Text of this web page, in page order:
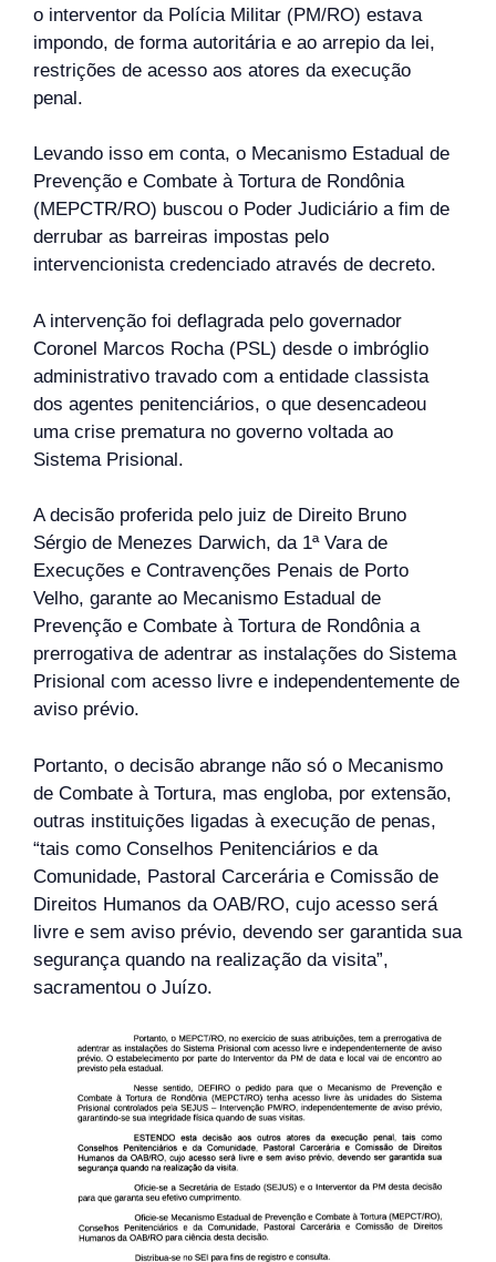
o interventor da Polícia Militar (PM/RO) estava
impondo, de forma autoritária e ao arrepio da lei,
restrições de acesso aos atores da execução
penal.
Levando isso em conta, o Mecanismo Estadual de
Prevenção e Combate à Tortura de Rondônia
(MEPCTR/RO) buscou o Poder Judiciário a fim de
derrubar as barreiras impostas pelo
intervencionista credenciado através de decreto.
A intervenção foi deflagrada pelo governador
Coronel Marcos Rocha (PSL) desde o imbróglio
administrativo travado com a entidade classista
dos agentes penitenciários, o que desencadeou
uma crise prematura no governo voltada ao
Sistema Prisional.
A decisão proferida pelo juiz de Direito Bruno
Sérgio de Menezes Darwich, da 1ª Vara de
Execuções e Contravenções Penais de Porto
Velho, garante ao Mecanismo Estadual de
Prevenção e Combate à Tortura de Rondônia a
prerrogativa de adentrar as instalações do Sistema
Prisional com acesso livre e independentemente de
aviso prévio.
Portanto, o decisão abrange não só o Mecanismo
de Combate à Tortura, mas engloba, por extensão,
outras instituições ligadas à execução de penas,
“tais como Conselhos Penitenciários e da
Comunidade, Pastoral Carcerária e Comissão de
Direitos Humanos da OAB/RO, cujo acesso será
livre e sem aviso prévio, devendo ser garantida sua
segurança quando na realização da visita”,
sacramentou o Juízo.